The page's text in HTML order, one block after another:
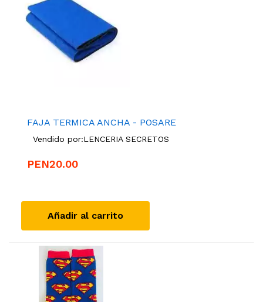
FAJA TERMICA ANCHA - POSARE
Vendido por:LENCERIA SECRETOS
PEN20.00
Añadir al carrito